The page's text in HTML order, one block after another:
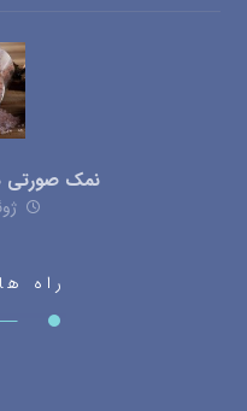
نمک صورتی
ژوئن
راه